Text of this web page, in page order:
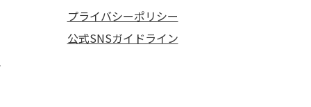
プライバシーポリシー
公式SNSガイドライン